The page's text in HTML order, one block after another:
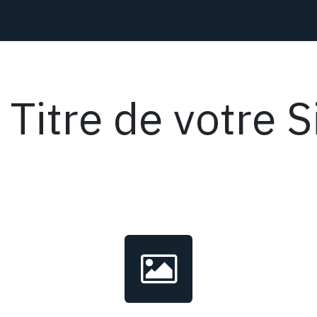
Titre de votre